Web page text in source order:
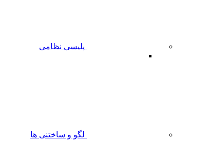
پلیسی نظامی
لگو و ساختنی ها